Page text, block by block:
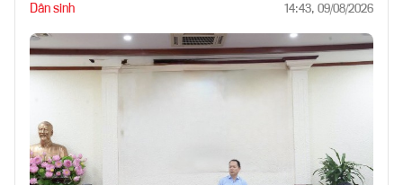
Dân sinh 14:43, 09/08/2026